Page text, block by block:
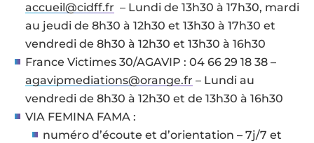
accueil@cidff.fr – Lundi de 13h30 à 17h30, mardi
au jeudi de 8h30 à 12h30 et 13h30 à 17h30 et
vendredi de 8h30 à 12h30 et 13h30 à 16h30
France Victimes 30/AGAVIP : 04 66 29 18 38 –
agavipmediations@orange.fr – Lundi au
vendredi de 8h30 à 12h30 et de 13h30 à 16h30
VIA FEMINA FAMA :
numéro d’écoute et d’orientation – 7j/7 et